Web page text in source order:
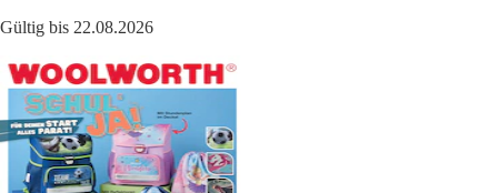
Gültig bis 22.08.2026